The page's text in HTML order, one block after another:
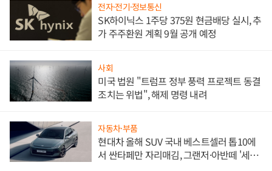
전자·전기·정보통신
SK하이닉스 1주당 375원 현금배당 실시, 추
가 주주환원 계획 9월 공개 예정
사회
미국 법원 "트럼프 정부 풍력 프로젝트 동결
조치는 위법", 해제 명령 내려
자동차·부품
현대차 올해 SUV 국내 베스트셀러 톱10에
서 싼타페만 자리매김, 그랜저·아반떼 '세단